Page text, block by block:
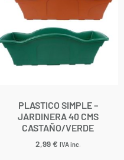
PLASTICO SIMPLE –
JARDINERA 40 CMS
CASTAÑO/VERDE
2,99€ IVA inc.